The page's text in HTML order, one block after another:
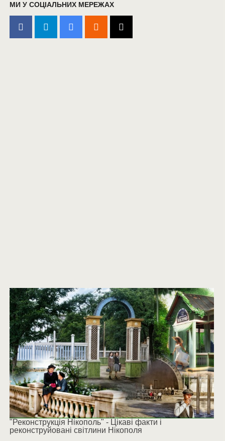
МИ У СОЦІАЛЬНИХ МЕРЕЖАХ
"Реконструкція Нікополь" - Цікаві факти і
реконструйовані світлини Нікополя